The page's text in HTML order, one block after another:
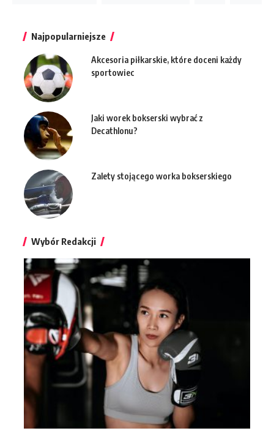
Najpopularniejsze
Akcesoria piłkarskie, które doceni każdy
sportowiec
Jaki worek bokserski wybrać z
Decathlonu?
Zalety stojącego worka bokserskiego
Wybór Redakcji